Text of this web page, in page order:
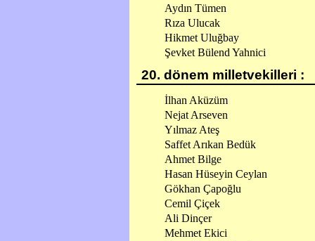
Aydın Tümen
Rıza Ulucak
Hikmet Uluğbay
Şevket Bülend Yahnici
20. dönem milletvekilleri :
İlhan Aküzüm
Nejat Arseven
Yılmaz Ateş
Saffet Arıkan Bedük
Ahmet Bilge
Hasan Hüseyin Ceylan
Gökhan Çapoğlu
Cemil Çiçek
Ali Dinçer
Mehmet Ekici